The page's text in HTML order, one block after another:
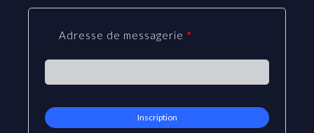
Adresse de messagerie *